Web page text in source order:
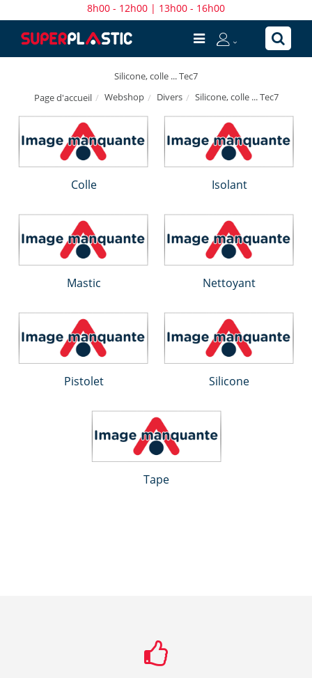
8h00 - 12h00 | 13h00 - 16h00
Silicone, colle ... Tec7
Page d'accueil
Webshop Divers Silicone, colle ... Tec7
Colle Isolant
Mastic Nettoyant
Pistolet Silicone
Tape